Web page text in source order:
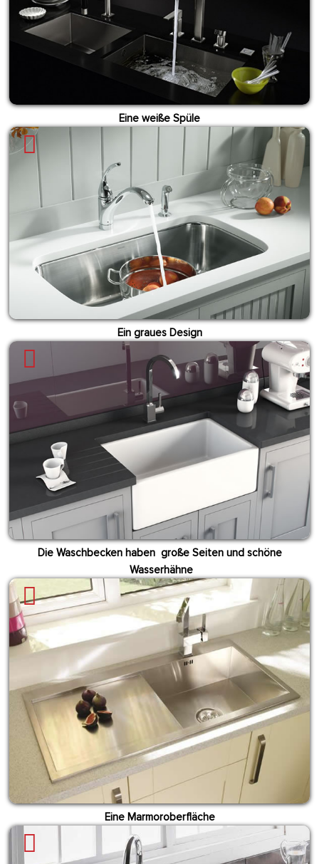
Eine weiße Spüle
Ein graues Design
Die Waschbecken haben große Seiten und schöne
Wasserhähne
Eine Marmoroberfläche